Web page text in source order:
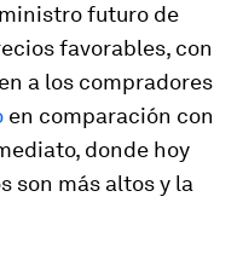
futuro de
favorables, con
a los compradores
en comparación con
donde hoy
son más altos y la